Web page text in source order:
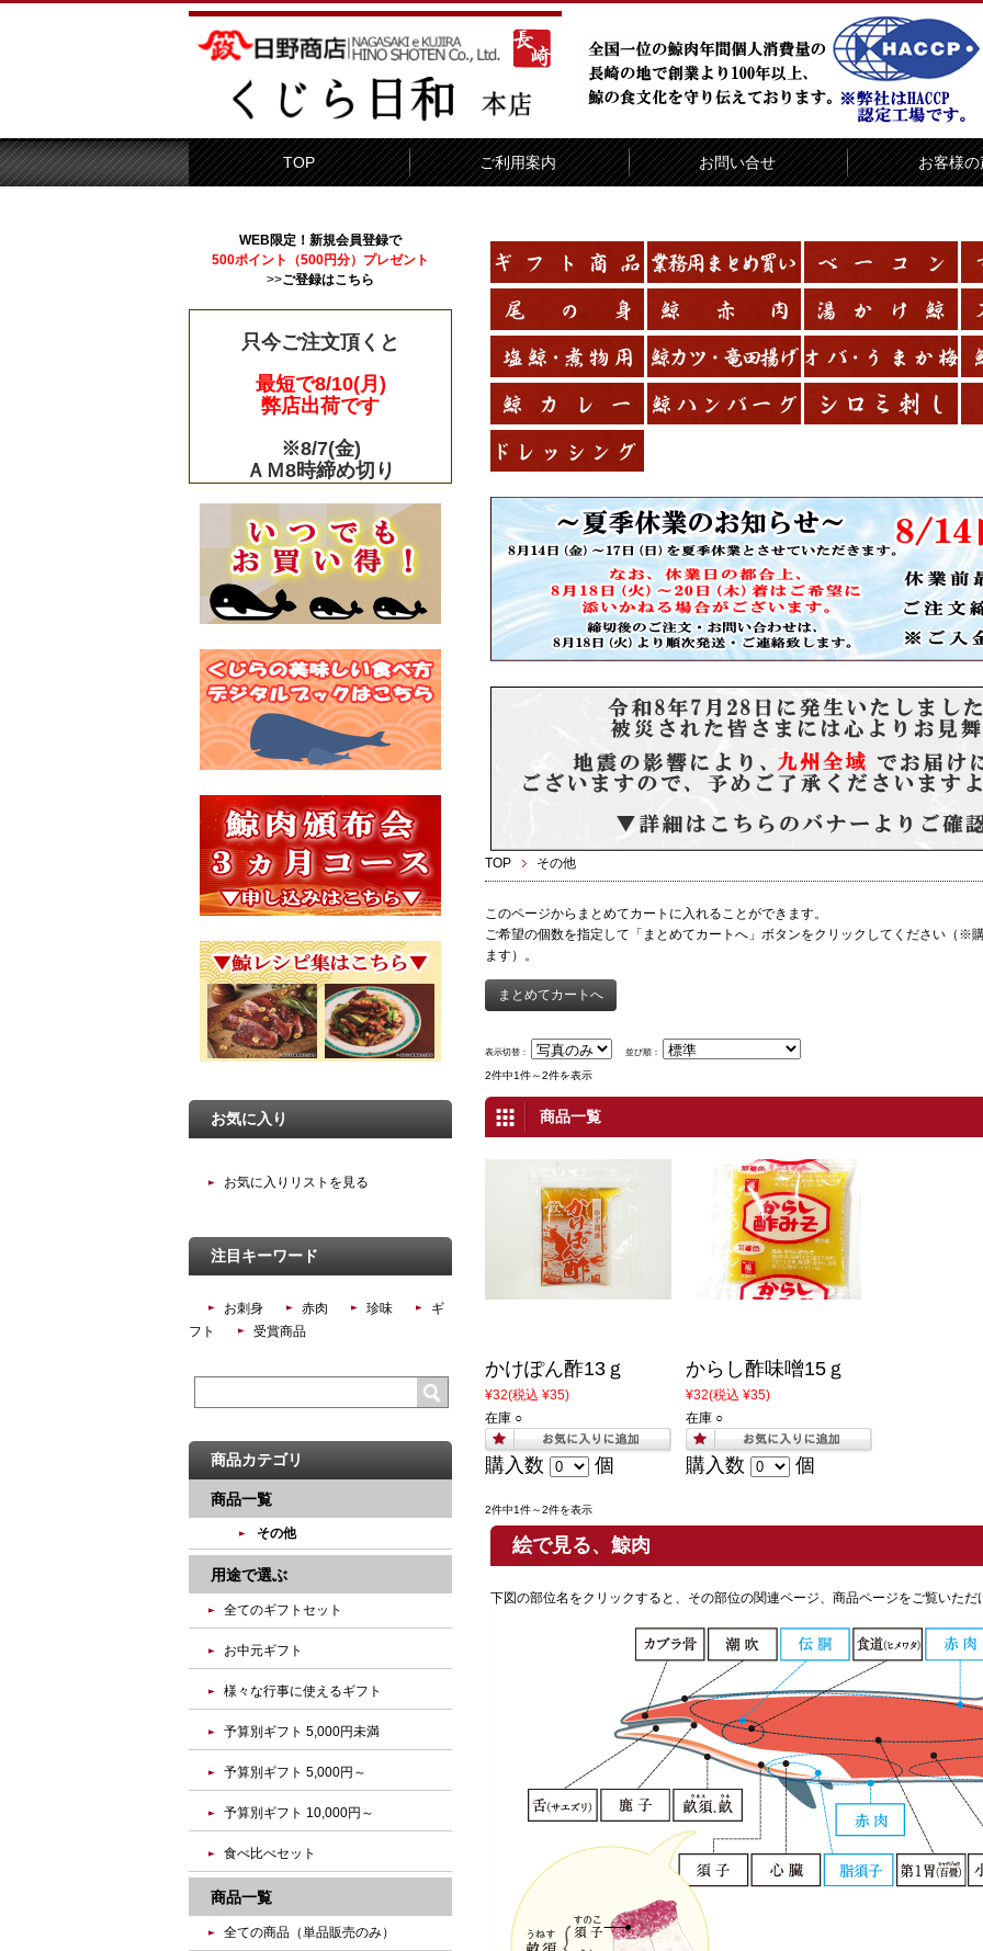
TOP ご利用案内 お問い合せ お客様の
TOP その他
このページからまとめてカートに入れることができます。
ご希望の個数を指定して「まとめてカートへ」ボタンをクリックしてください（※
ます）。
表示切替： 並び順：
2件中1件～2件を表示
商品一覧
かけぽん酢13ｇ
¥32(税込 ¥35)
在庫 ○
購入数 個
からし酢味噌15ｇ
¥32(税込 ¥35)
在庫 ○
購入数 個
2件中1件～2件を表示
絵で見る、鯨肉
下図の部位名をクリックすると、その部位の関連ページ、商品ページをご覧いただ
WEB限定！新規会員登録で
500ポイント（500円分）プレゼント
>>ご登録はこちら
只今ご注文頂くと
最短で8/10(月)
弊店出荷です
※8/7(金)
ＡＭ8時締め切り
お気に入り
お気に入りリストを見る
注目キーワード
お刺身 赤肉 珍味
ギ
フト
受賞商品
商品カテゴリ
商品一覧
その他
用途で選ぶ
全てのギフトセット
お中元ギフト
様々な行事に使えるギフト
予算別ギフト 5,000円未満
予算別ギフト 5,000円～
予算別ギフト 10,000円～
食べ比べセット
商品一覧
全ての商品（単品販売のみ）